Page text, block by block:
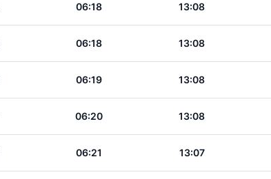
06:18 13:08
06:18 13:08
06:19 13:08
06:20 13:08
06:21 13:07